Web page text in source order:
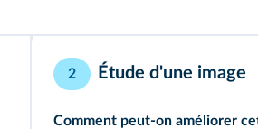
2 Étude d'une image
Comment peut-on améliorer